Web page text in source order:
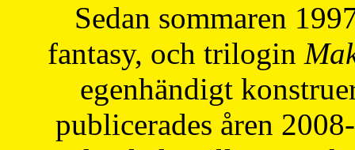
Sedan sommaren
fantasy, och trilogin
egenhändigt
publicerades åren